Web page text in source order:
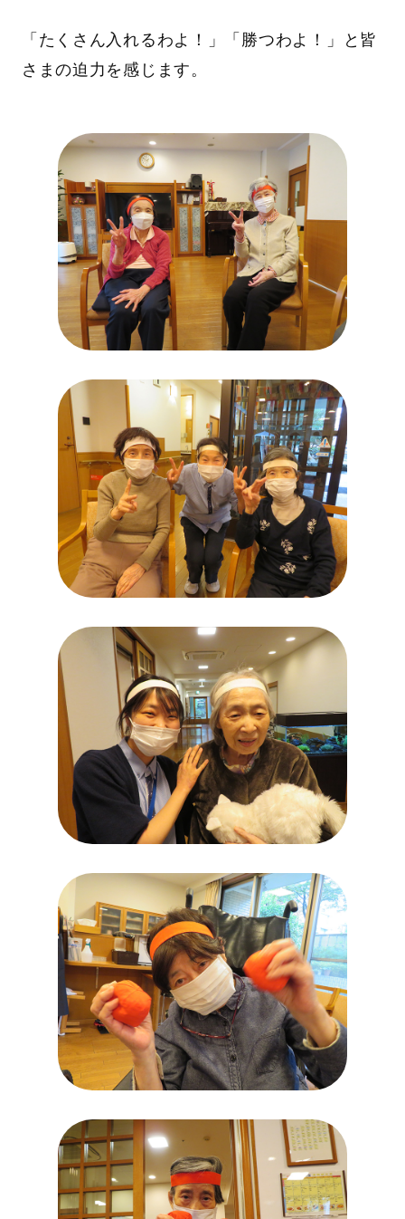
「たくさん入れるわよ！」「勝つわよ！」と皆
さまの迫力を感じます。